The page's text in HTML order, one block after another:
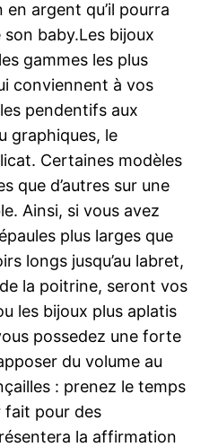
argent qu’il pourra
baby.Les bijoux
gammes les plus
conviennent à vos
pendentifs aux
graphiques, le
Certaines modèles
que d’autres sur une
Ainsi, si vous avez
plus larges que
longs jusqu’au labret,
la poitrine, seront vos
les bijoux plus aplatis
possedez une forte
du volume au
: prenez le temps
fait pour des
la affirmation